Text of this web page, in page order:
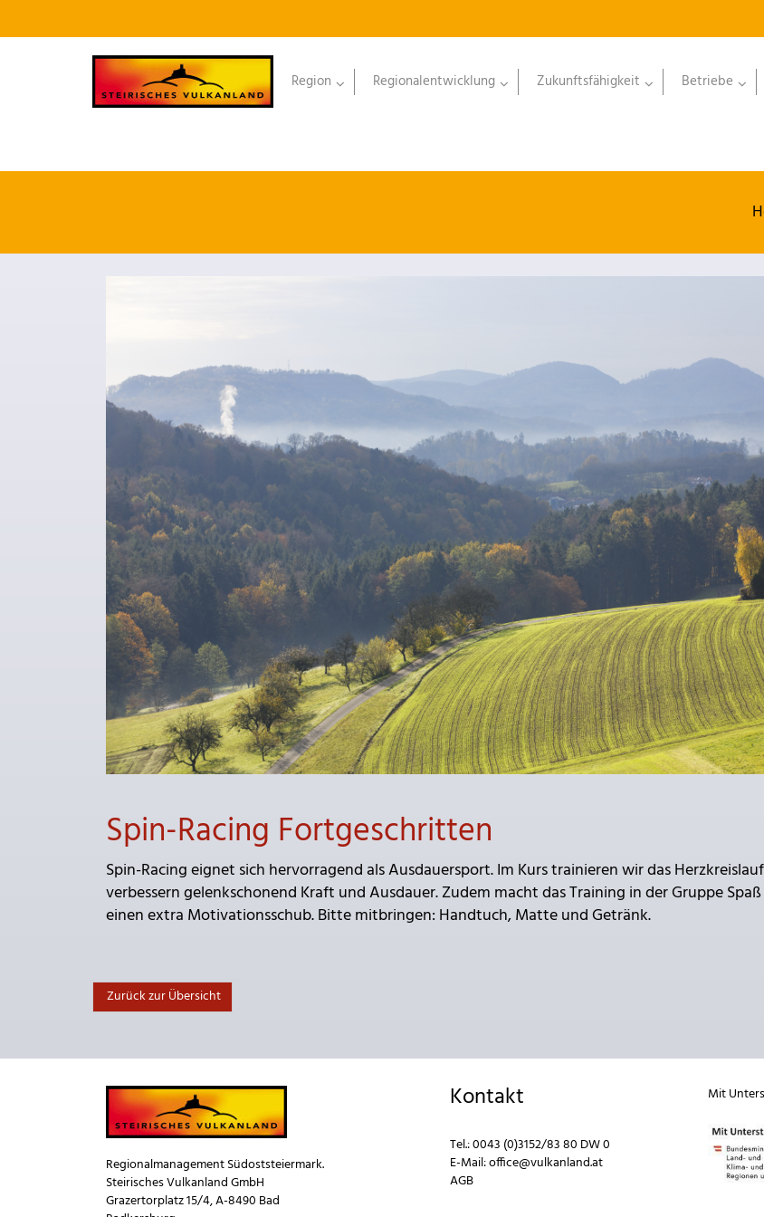
Region Regionalentwicklung Zukunftsfähigkeit Betriebe
Spin-Racing Fortgeschritten
Spin-Racing eignet sich hervorragend als Ausdauersport. Im Kurs trainieren wir das
verbessern gelenkschonend Kraft und Ausdauer. Zudem macht das Training in der Gruppe
einen extra Motivationsschub. Bitte mitbringen: Handtuch, Matte und Getränk.
Zurück zur Übersicht
Regionalmanagement Südoststeiermark.
Steirisches Vulkanland GmbH
Grazertorplatz 15/4, A-8490 Bad
Kontakt
Tel.:0043 (0)3152/83 80 DW 0
E-Mail:office@vulkanland.at
AGB
Mit